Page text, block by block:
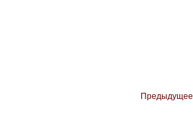
Предыдущее